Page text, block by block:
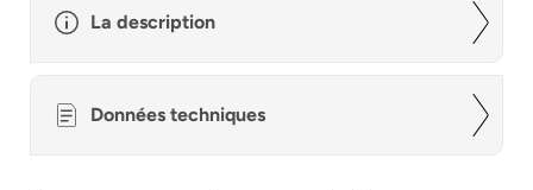
La description
Données techniques